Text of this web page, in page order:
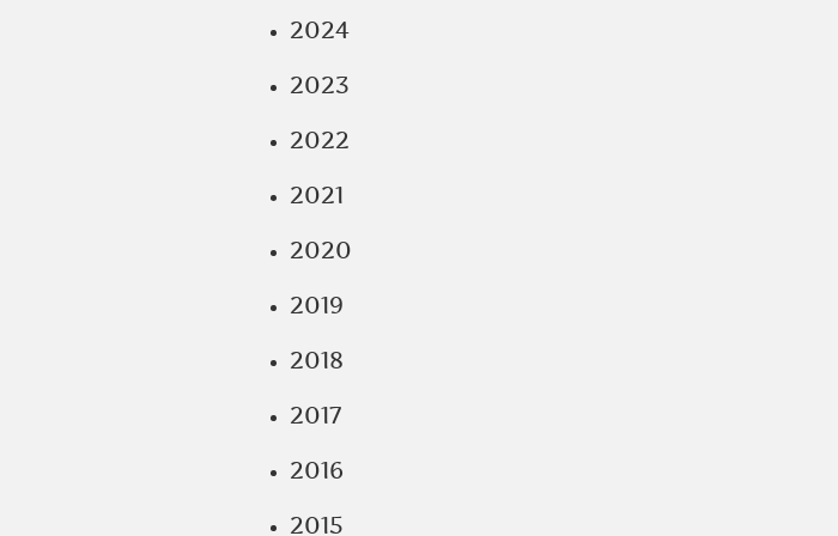
2024
2023
2022
2021
2020
2019
2018
2017
2016
2015